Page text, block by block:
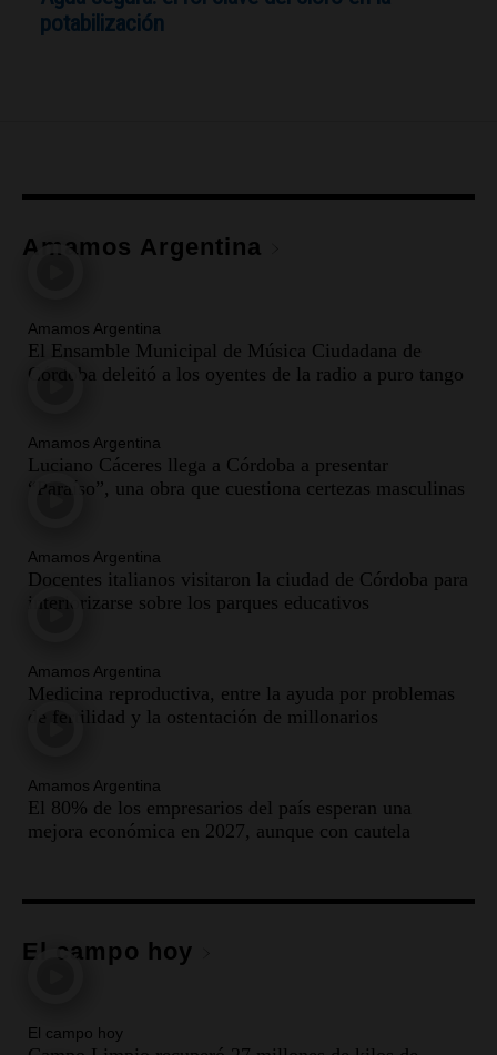
Amamos Argentina
Amamos Argentina
El Ensamble Municipal de Música Ciudadana de
Córdoba deleitó a los oyentes de la radio a puro tango
Amamos Argentina
Luciano Cáceres llega a Córdoba a presentar
“Paraíso”, una obra que cuestiona certezas masculinas
Amamos Argentina
Docentes italianos visitaron la ciudad de Córdoba para
interiorizarse sobre los parques educativos
Amamos Argentina
Medicina reproductiva, entre la ayuda por problemas
de fertilidad y la ostentación de millonarios
Amamos Argentina
El 80% de los empresarios del país esperan una
mejora económica en 2027, aunque con cautela
El campo hoy
El campo hoy